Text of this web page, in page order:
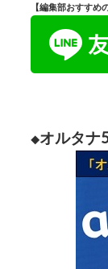
【編集部おすすめ
◆オルタナ